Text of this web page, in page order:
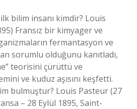
ilk bilim insanı kimdir? Louis
Fransız bir kimyager ve
fermantasyon ve
sorumlu olduğunu kanıtladı,
teorisini çürüttü ve
ve kuduz aşısını keşfetti.
bulmuştur? Louis Pasteur (27
– 28 Eylül 1895, Saint-